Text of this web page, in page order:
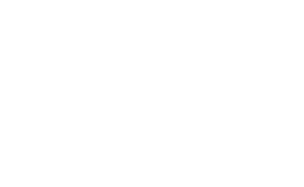
para Vista
bebé